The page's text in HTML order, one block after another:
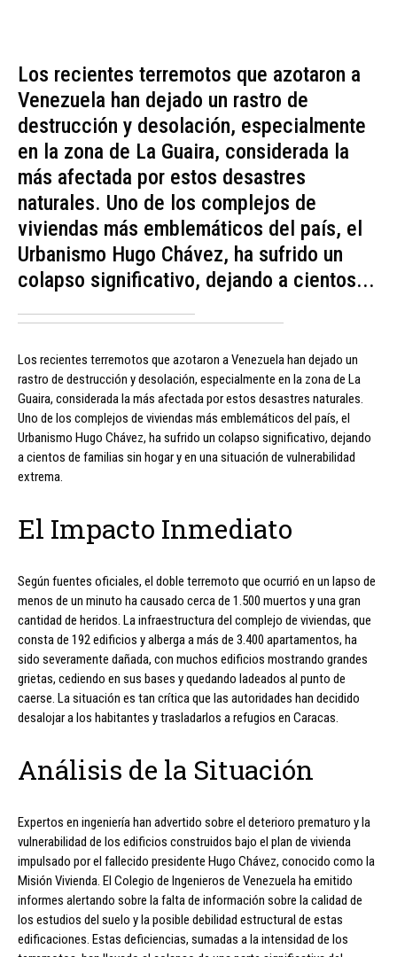
Los recientes terremotos que azotaron a
Venezuela han dejado un rastro de
destrucción y desolación, especialmente
en la zona de La Guaira, considerada la
más afectada por estos desastres
naturales. Uno de los complejos de
viviendas más emblemáticos del país, el
Urbanismo Hugo Chávez, ha sufrido un
colapso significativo, dejando a cientos...
Los recientes terremotos que azotaron a Venezuela han dejado un
rastro de destrucción y desolación, especialmente en la zona de La
Guaira, considerada la más afectada por estos desastres naturales.
Uno de los complejos de viviendas más emblemáticos del país, el
Urbanismo Hugo Chávez, ha sufrido un colapso significativo, dejando
a cientos de familias sin hogar y en una situación de vulnerabilidad
extrema.
El Impacto Inmediato
Según fuentes oficiales, el doble terremoto que ocurrió en un lapso de
menos de un minuto ha causado cerca de 1.500 muertos y una gran
cantidad de heridos. La infraestructura del complejo de viviendas, que
consta de 192 edificios y alberga a más de 3.400 apartamentos, ha
sido severamente dañada, con muchos edificios mostrando grandes
grietas, cediendo en sus bases y quedando ladeados al punto de
caerse. La situación es tan crítica que las autoridades han decidido
desalojar a los habitantes y trasladarlos a refugios en Caracas.
Análisis de la Situación
Expertos en ingeniería han advertido sobre el deterioro prematuro y la
vulnerabilidad de los edificios construidos bajo el plan de vivienda
impulsado por el fallecido presidente Hugo Chávez, conocido como la
Misión Vivienda. El Colegio de Ingenieros de Venezuela ha emitido
informes alertando sobre la falta de información sobre la calidad de
los estudios del suelo y la posible debilidad estructural de estas
edificaciones. Estas deficiencias, sumadas a la intensidad de los